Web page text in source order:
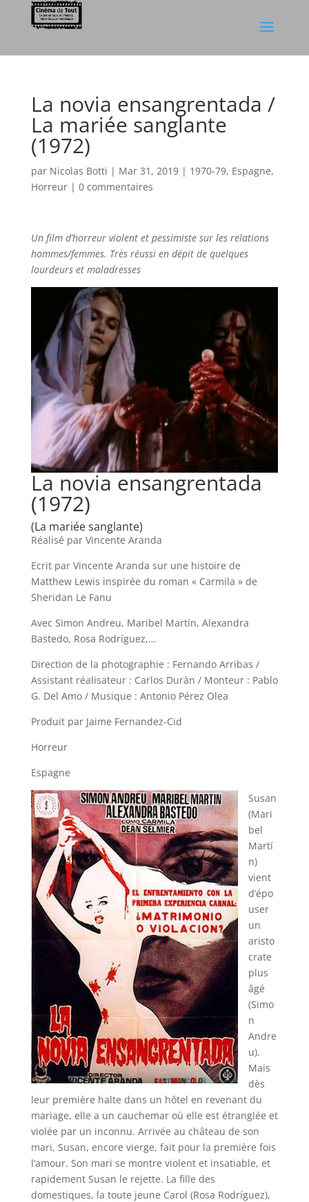
La novia ensangrentada /
La mariée sanglante
(1972)
par Nicolas Botti | Mar 31, 2019| 1970-79, Espagne,
Horreur| 0 commentaires
Un film d’horreur violent et pessimiste sur les relations
hommes/femmes. Très réussi en dépit de quelques
lourdeurs et maladresses
La novia ensangrentada
(1972)
(La mariée sanglante)
Réalisé par Vincente Aranda
Ecrit par Vincente Aranda sur une histoire de
Matthew Lewis inspirée du roman « Carmila » de
Sheridan Le Fanu
Avec Simon Andreu, Maribel Martín, Alexandra
Bastedo, Rosa Rodríguez,…
Direction de la photographie : Fernando Arribas /
Assistant réalisateur : Carlos Duràn / Monteur : Pablo
G. Del Amo / Musique : Antonio Pérez Olea
Produit par Jaime Fernandez-Cid
Horreur
Espagne
Susan
(Mari
bel
Martí
n)
vient
d’épo
user
un
aristo
crate
plus
âgé
(Simo
n
Andre
u).
Mais
dès
leur première halte dans un hôtel en revenant du
mariage, elle a un cauchemar où elle est étranglée et
violée par un inconnu. Arrivée au château de son
mari, Susan, encore vierge, fait pour la première fois
l’amour. Son mari se montre violent et insatiable, et
rapidement Susan le rejette. La fille des
domestiques, la toute jeune Carol (Rosa Rodríguez),